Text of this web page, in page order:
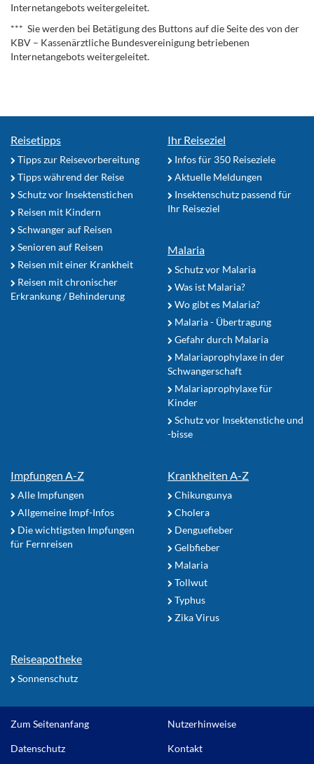
Internetangebots weitergeleitet.
*** Sie werden bei Betätigung des Buttons auf die Seite des von der
KBV – Kassenärztliche Bundesvereinigung betriebenen
Internetangebots weitergeleitet.
Reisetipps
Tipps zur Reisevorbereitung
Tipps während der Reise
Schutz vor Insektenstichen
Reisen mit Kindern
Schwanger auf Reisen
Senioren auf Reisen
Reisen mit einer Krankheit
Reisen mit chronischer
Erkrankung / Behinderung
Ihr Reiseziel
Infos für 350 Reiseziele
Aktuelle Meldungen
Insektenschutz passend für
Ihr Reiseziel
Malaria
Schutz vor Malaria
Was ist Malaria?
Wo gibt es Malaria?
Malaria - Übertragung
Gefahr durch Malaria
Malariaprophylaxe in der
Schwangerschaft
Malariaprophylaxe für
Kinder
Schutz vor Insektenstiche und
-bisse
Impfungen A-Z
Alle Impfungen
Allgemeine Impf-Infos
Die wichtigsten Impfungen
für Fernreisen
Krankheiten A-Z
Chikungunya
Cholera
Denguefieber
Gelbfieber
Malaria
Tollwut
Typhus
Zika Virus
Reiseapotheke
Sonnenschutz
Zum Seitenanfang Nutzerhinweise
Datenschutz Kontakt